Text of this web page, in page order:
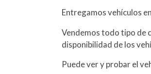
Entregamos vehículos
Vendemos todo tipo de
disponibilidad de los
Puede ver y probar el